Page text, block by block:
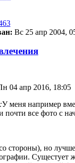
Вс 25 апр 2004,
04 апр 2016, 18:05
У меня например
почти все фото с
стороны), но
Сущестует